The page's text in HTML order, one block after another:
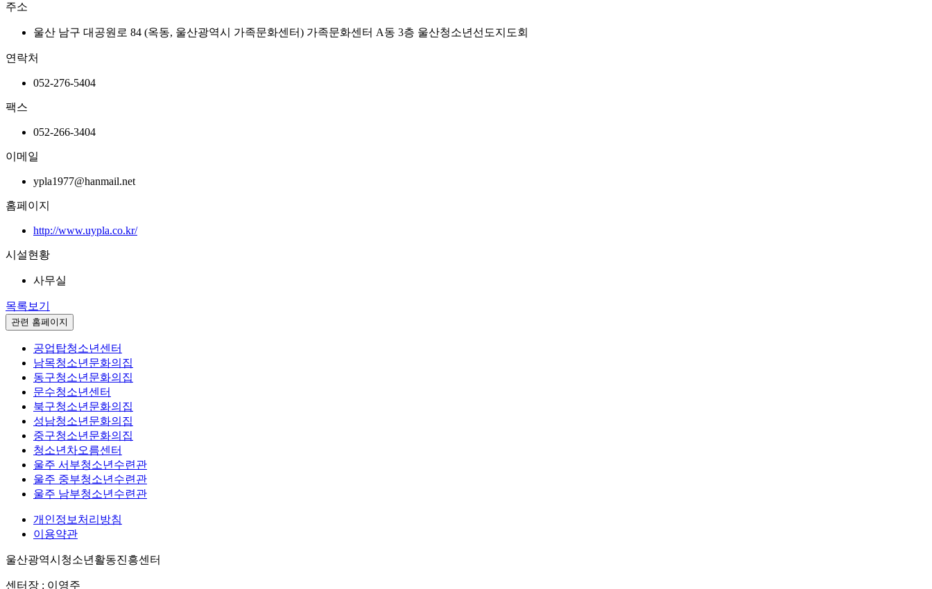
주소
울산 남구 대공원로 84 (옥동, 울산광역시 가족문화센터) 가족문화센터 A동 3층 울산청소년선도지도회
연락처
052-276-5404
팩스
052-266-3404
이메일
ypla1977@hanmail.net
홈페이지
http://www.uypla.co.kr/
시설현황
사무실
목록보기
관련 홈페이지
공업탑청소년센터
남목청소년문화의집
동구청소년문화의집
문수청소년센터
북구청소년문화의집
성남청소년문화의집
중구청소년문화의집
청소년차오름센터
울주 서부청소년수련관
울주 중부청소년수련관
울주 남부청소년수련관
개인정보처리방침
이용약관
울산광역시청소년활동진흥센터
센터장 : 이영주